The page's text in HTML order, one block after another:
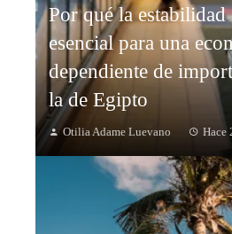
Por qué la estabilidad
esencial para una
dependiente de
la de Egipto
Otilia Adame Luevano Hace